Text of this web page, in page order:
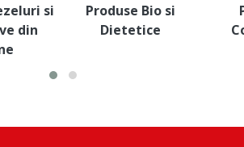
si
din
Produse Bio si
Dietetice